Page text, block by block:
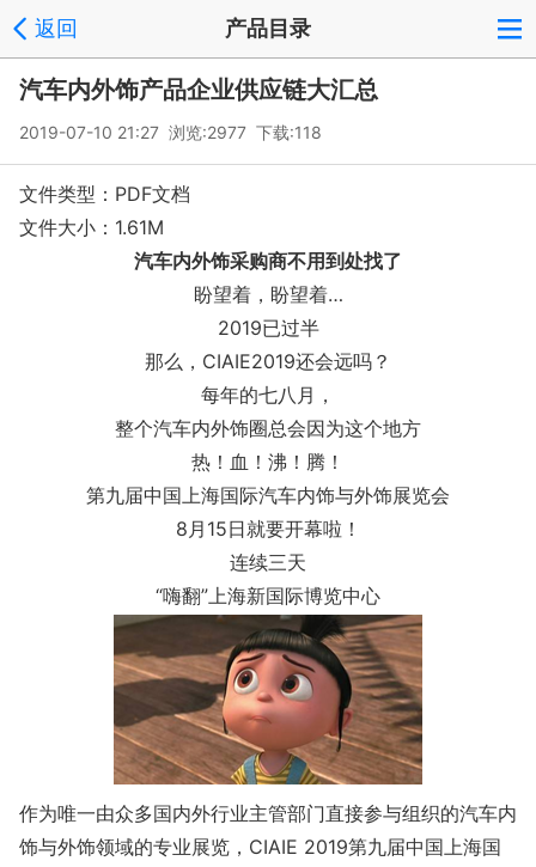
返回 产品目录
汽车内外饰产品企业供应链大汇总
2019-07-10 21:27 浏览:2977 下载:118
文件类型：PDF文档
文件大小：1.61M
汽车内外饰采购商不用到处找了
盼望着，盼望着…
2019已过半
那么，CIAIE2019还会远吗？
每年的七八月，
整个汽车内外饰圈总会因为这个地方
热！血！沸！腾！
第九届中国上海国际汽车内饰与外饰展览会
8月15日就要开幕啦！
连续三天
“嗨翻”上海新国际博览中心
作为唯一由众多国内外行业主管部门直接参与组织的汽车内
饰与外饰领域的专业展览，CIAIE 2019第九届中国上海国